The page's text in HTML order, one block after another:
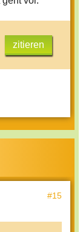
zitieren
#15